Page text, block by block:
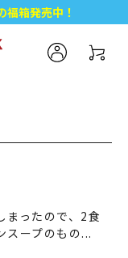
福箱発売中！
律送料無料♪
ト プレゼント！
まったので、2食
スープのもの...